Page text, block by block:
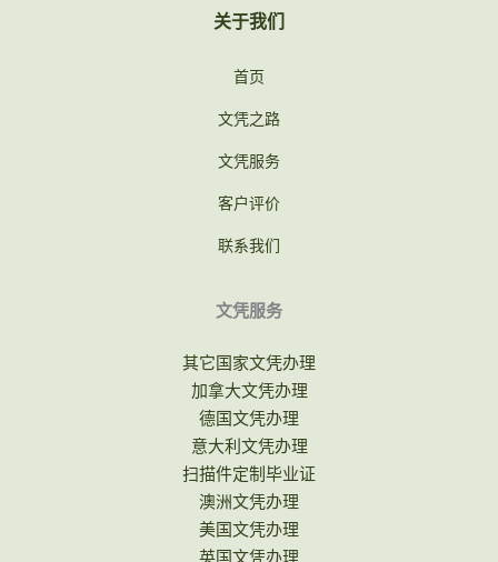
关于我们
首页
文凭之路
文凭服务
客户评价
联系我们
文凭服务
其它国家文凭办理
加拿大文凭办理
德国文凭办理
意大利文凭办理
扫描件定制毕业证
澳洲文凭办理
美国文凭办理
英国文凭办理